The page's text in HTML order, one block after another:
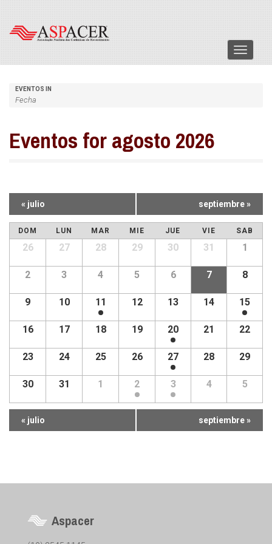
Menu
EVENTOS IN
Eventos for agosto 2026
Navegación
en
Calendario
Mensual
« julio septiembre»
DOM LUN MAR MIE JUE VIE SAB
26 27 28 29 30 31 1
2 3 4 5 6 7 8
9 10 11 12 13 14 15
16 17 18 19 20 21 22
23 24 25 26 27 28 29
30 31 1 2 3 4 5
Navegación
en
« julio septiembre»
Aspacer